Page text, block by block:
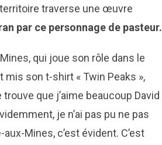
traverse une œuvre
par ce personnage de pasteur.
qui joue son rôle dans le
mis son t-shirt « Twin Peaks »,
que j’aime beaucoup David
je n’ai pas pu ne pas
Mines, c’est évident. C’est